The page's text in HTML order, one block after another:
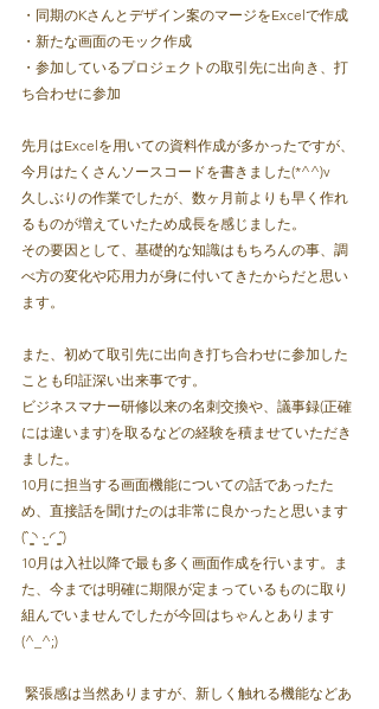
・同期のKさんとデザイン案のマージをExcelで作成
・新たな画面のモック作成
・参加しているプロジェクトの取引先に出向き、打
ち合わせに参加
先月はExcelを用いての資料作成が多かったですが、
今月はたくさんソースコードを書きました(*^^)v
久しぶりの作業でしたが、数ヶ月前よりも早く作れ
るものが増えていたため成長を感じました。
その要因として、基礎的な知識はもちろんの事、調
べ方の変化や応用力が身に付いてきたからだと思い
ます。
また、初めて取引先に出向き打ち合わせに参加した
ことも印証深い出来事です。
ビジネスマナー研修以来の名刺交換や、議事録(正確
には違います)を取るなどの経験を積ませていただき
ました。
10月に担当する画面機能についての話であったた
め、直接話を聞けたのは非常に良かったと思います
(ˆ ̳◝ ·̫ ◜ ̳ˆ)
10月は入社以降で最も多く画面作成を行います。ま
た、今までは明確に期限が定まっているものに取り
組んでいませんでしたが今回はちゃんとあります
(^_^;)
緊張感は当然ありますが、新しく触れる機能などあ